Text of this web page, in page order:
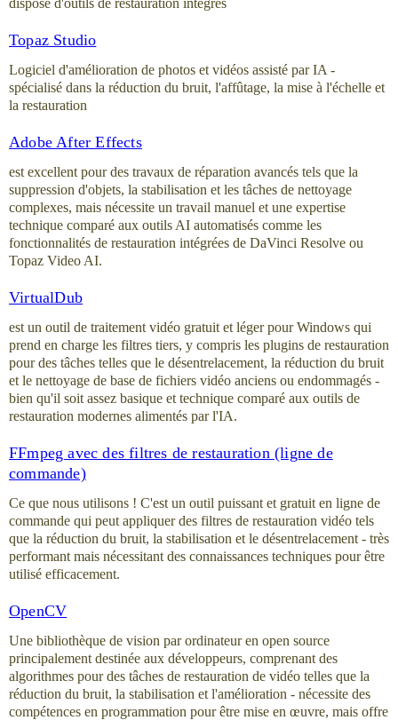
dispose d'outils de restauration intégrés
Topaz Studio
Logiciel d'amélioration de photos et vidéos assisté par IA -
spécialisé dans la réduction du bruit, l'affûtage, la mise à l'échelle et
la restauration
Adobe After Effects
est excellent pour des travaux de réparation avancés tels que la
suppression d'objets, la stabilisation et les tâches de nettoyage
complexes, mais nécessite un travail manuel et une expertise
technique comparé aux outils AI automatisés comme les
fonctionnalités de restauration intégrées de DaVinci Resolve ou
Topaz Video AI.
VirtualDub
est un outil de traitement vidéo gratuit et léger pour Windows qui
prend en charge les filtres tiers, y compris les plugins de restauration
pour des tâches telles que le désentrelacement, la réduction du bruit
et le nettoyage de base de fichiers vidéo anciens ou endommagés -
bien qu'il soit assez basique et technique comparé aux outils de
restauration modernes alimentés par l'IA.
FFmpeg avec des filtres de restauration (ligne de
commande)
Ce que nous utilisons ! C'est un outil puissant et gratuit en ligne de
commande qui peut appliquer des filtres de restauration vidéo tels
que la réduction du bruit, la stabilisation et le désentrelacement - très
performant mais nécessitant des connaissances techniques pour être
utilisé efficacement.
OpenCV
Une bibliothèque de vision par ordinateur en open source
principalement destinée aux développeurs, comprenant des
algorithmes pour des tâches de restauration de vidéo telles que la
réduction du bruit, la stabilisation et l'amélioration - nécessite des
compétences en programmation pour être mise en œuvre, mais offre